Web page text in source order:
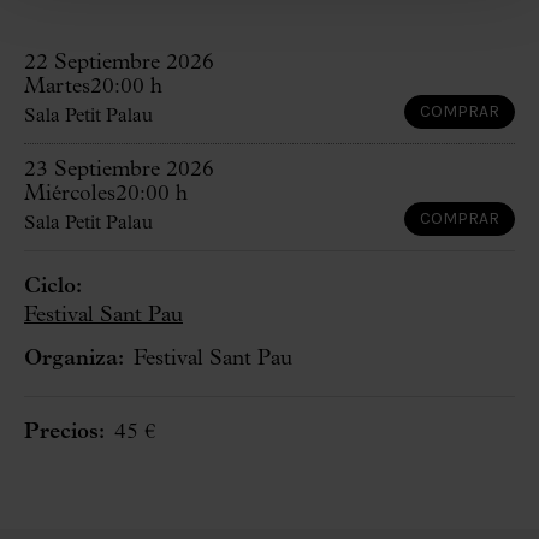
22 Septiembre 2026
Martes20:00 h
Sala Petit Palau COMPRAR
23 Septiembre 2026
Miércoles20:00 h
Sala Petit Palau COMPRAR
Ciclo:
Festival Sant Pau
Organiza: Festival Sant Pau
Precios: 45 €